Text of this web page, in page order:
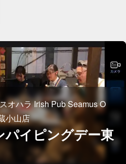
オハラ Irish Pub Seamus O
小山店
パイピングデー東